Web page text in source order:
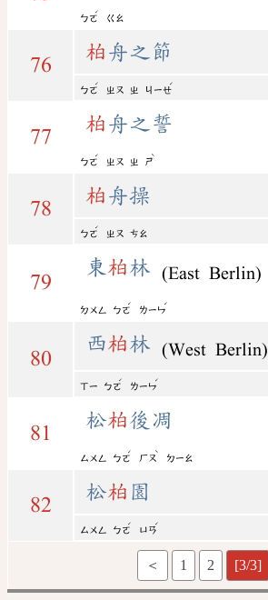
ㄅㄛ
ˊ
ㄍㄠ
76
柏 舟之節
ㄅㄛ
ˊ
ㄓㄡ ㄓ ㄐㄧㄝ
ˊ
77
柏 舟之誓
ㄅㄛ
ˊ
ㄓㄡ ㄓ ㄕ
ˋ
78
柏 舟操
ㄅㄛ
ˊ
ㄓㄡ ㄘㄠ
79
東柏林 (East Berlin)
ㄉㄨㄥ ㄅㄛ
ˊ
ㄌㄧㄣ
ˊ
80
西柏林 (West Berlin)
ㄒㄧ ㄅㄛ
ˊ
ㄌㄧㄣ
ˊ
81
松柏後凋
ㄙㄨㄥ ㄅㄛ
ˊ
ㄏㄡ
ˋ
ㄉㄧㄠ
82
松柏 園
ㄙㄨㄥ ㄅㄛ
ˊ
ㄩㄢ
ˊ
＜ 1 2 [3/3]